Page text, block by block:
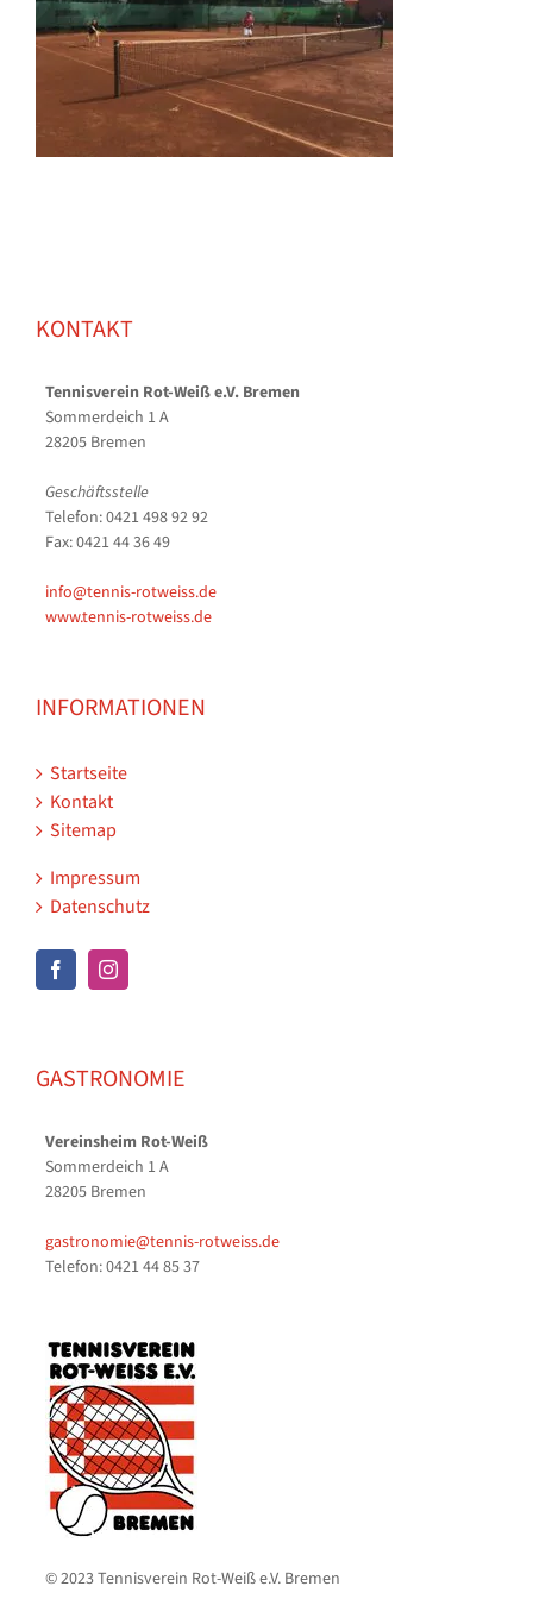
KONTAKT
Tennisverein Rot-Weiß e.V. Bremen
Sommerdeich 1 A
28205 Bremen
Geschäftsstelle
Telefon: 0421 498 92 92
Fax: 0421 44 36 49
info@tennis-rotweiss.de
www.tennis-rotweiss.de
INFORMATIONEN
Startseite
Kontakt
Sitemap
Impressum
Datenschutz
GASTRONOMIE
Vereinsheim Rot-Weiß
Sommerdeich 1 A
28205 Bremen
gastronomie@tennis-rotweiss.de
Telefon: 0421 44 85 37
© 2023 Tennisverein Rot-Weiß e.V. Bremen